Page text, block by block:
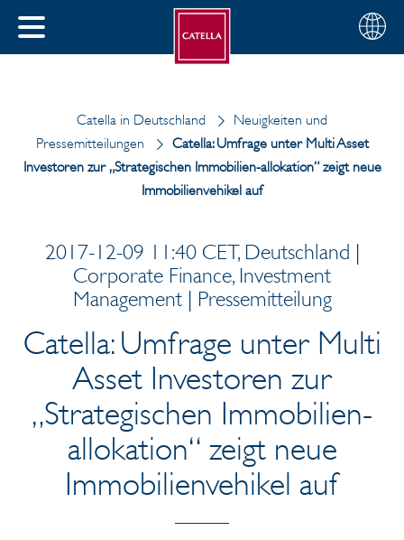
SCHLIESSEN
Wählen
Sie
Deutsch
Catella in Deutschland
Neuigkeiten und
Pressemitteilungen
Catella: Umfrage unter Multi Asset
Investoren zur „Strategischen Immobilien-allokation“ zeigt neue
Immobilienvehikel auf
2017-12-09 11:40 CET, Deutschland |
Corporate Finance, Investment
Management | Pressemitteilung
Catella: Umfrage unter Multi
Asset Investoren zur
„Strategischen Immobilien-
allokation“ zeigt neue
Immobilienvehikel auf